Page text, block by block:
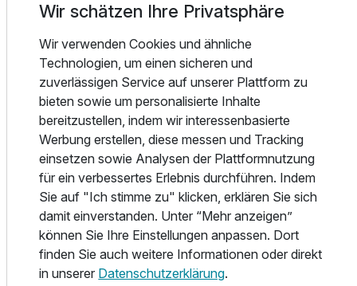
Ausstattung
Für 3 Tage p.P. ab 314,00 €
Doppelzimmer Standard Plus
vielfältige und entspannende Wassererlebnisse unter der
einzigartigen Glaskuppel. In unseren Wellness Spa Zentrum
erwartet Sie eine große Auswahl an Massagen, Bädern
und anderen hochwertigen Entspannungs- und
Pflegebehandlungen. Nur bei uns können Sie die
einzigartigen Bierwellness und Honigwellness
Behandlungen genießen. Erleben Sie ein Stück von Indien
im Thermana & Veda Ayurveda Zentrum, wo die
ayurvedischen Behandlungen und Programme von
erfahrenen indischen Therapeuten aus dem Staat Kerala
im Süden Indiens, der Wiege und Weltzentrum von
Ayurveda, ausgeführt werden. Entgiften Sie Ihren Körper
und stärken Sie Ihre Gesundheit mit den Geheimnissen der
traditionellen indischen Medizin. Genießen Sie
Wir schätzen Ihre Privatsphäre
Wir verwenden Cookies und ähnliche
Technologien, um einen sicheren und
zuverlässigen Service auf unserer Plattform zu
bieten sowie um personalisierte Inhalte
bereitzustellen, indem wir interessenbasierte
Werbung erstellen, diese messen und Tracking
einsetzen sowie Analysen der Plattformnutzung
für ein verbessertes Erlebnis durchführen. Indem
Sie auf "Ich stimme zu" klicken, erklären Sie sich
damit einverstanden. Unter “Mehr anzeigen”
können Sie Ihre Einstellungen anpassen. Dort
finden Sie auch weitere Informationen oder direkt
in unserer Datenschutzerklärung.